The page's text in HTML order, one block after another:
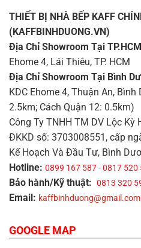
THIẾT BỊ NHÀ BẾP KAFF
(KAFFBINHDUONG.VN)
Địa Chỉ Showroom Tại
Ehome 4, Lái Thiêu, TP. HCM
Địa Chỉ Showroom Tại Bình
KDC Ehome 4, Thuận An,
2.5km; Cách Quận 12: 0.5km)
Công Ty TNHH TM DV Lộc Kỳ
ĐKKD số: 3703008551, cấp
Kế Hoạch Và Đầu Tư, Bình
Hotline: 0899 167 587 - 0817 520
Bảo hành/Kỹ thuật: 0813 320
Email: kaffbinhduong@gmail.com
GOOGLE MAP